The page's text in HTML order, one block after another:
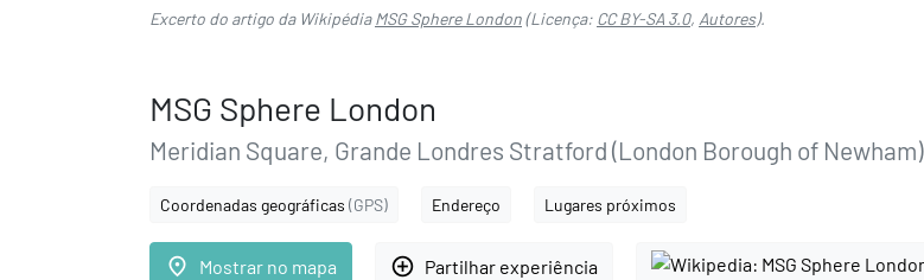
Excerto do artigo da WikipédiaMSG Sphere London(Licença: CC BY-SA 3.0, Autores).
MSG Sphere London
Meridian Square, Grande Londres Stratford (London Borough of Newham)
Coordenadas geográficas (GPS) Endereço Lugares próximos
place Mostrar no mapa add_circle_outline Partilhar experiência